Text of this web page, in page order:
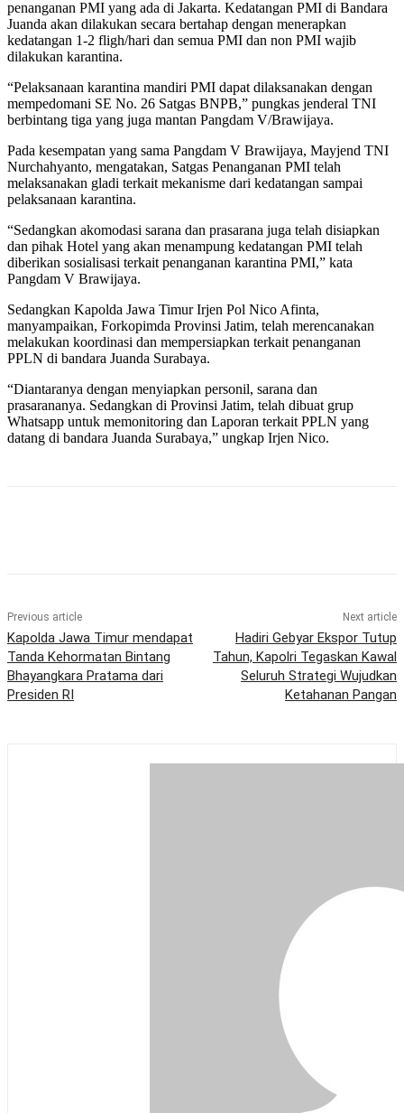
penanganan PMI yang ada di Jakarta. Kedatangan PMI di Bandara
Juanda akan dilakukan secara bertahap dengan menerapkan
kedatangan 1-2 fligh/hari dan semua PMI dan non PMI wajib
dilakukan karantina.
“Pelaksanaan karantina mandiri PMI dapat dilaksanakan dengan
mempedomani SE No. 26 Satgas BNPB,” pungkas jenderal TNI
berbintang tiga yang juga mantan Pangdam V/Brawijaya.
Pada kesempatan yang sama Pangdam V Brawijaya, Mayjend TNI
Nurchahyanto, mengatakan, Satgas Penanganan PMI telah
melaksanakan gladi terkait mekanisme dari kedatangan sampai
pelaksanaan karantina.
“Sedangkan akomodasi sarana dan prasarana juga telah disiapkan
dan pihak Hotel yang akan menampung kedatangan PMI telah
diberikan sosialisasi terkait penanganan karantina PMI,” kata
Pangdam V Brawijaya.
Sedangkan Kapolda Jawa Timur Irjen Pol Nico Afinta,
manyampaikan, Forkopimda Provinsi Jatim, telah merencanakan
melakukan koordinasi dan mempersiapkan terkait penanganan
PPLN di bandara Juanda Surabaya.
“Diantaranya dengan menyiapkan personil, sarana dan
prasarananya. Sedangkan di Provinsi Jatim, telah dibuat grup
Whatsapp untuk memonitoring dan Laporan terkait PPLN yang
datang di bandara Juanda Surabaya,” ungkap Irjen Nico.
Previous article
Kapolda Jawa Timur mendapat
Tanda Kehormatan Bintang
Bhayangkara Pratama dari
Presiden RI
Next article
Hadiri Gebyar Ekspor Tutup
Tahun, Kapolri Tegaskan Kawal
Seluruh Strategi Wujudkan
Ketahanan Pangan